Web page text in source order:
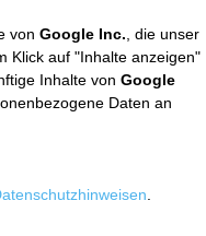
von Google Inc. , die unser
Klick auf "Inhalte anzeigen"
Inhalte von Google
Daten an